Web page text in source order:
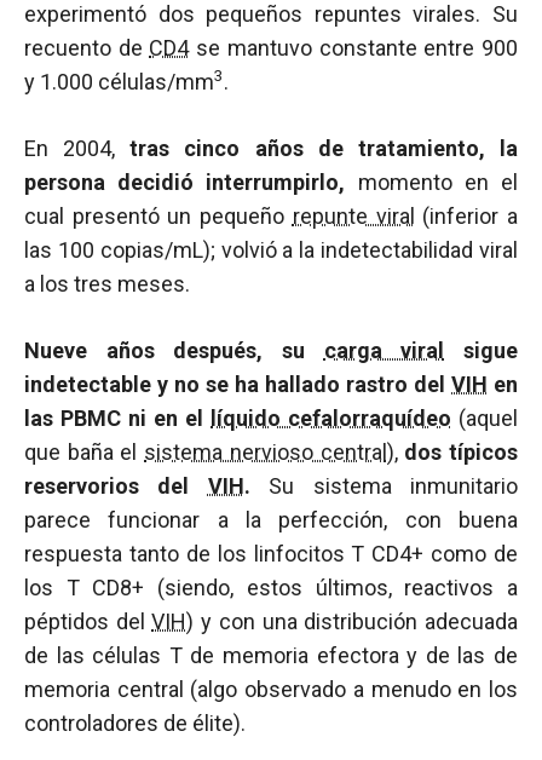
experimentó dos pequeños repuntes virales. Su
recuento de CD4se mantuvo constante entre 900
y 1.000 células/mm3.
En 2004,tras cinco años de tratamiento, la
persona decidió interrumpirlo, momento en el
cual presentó un pequeño repunte viral (inferior a
las 100 copias/mL); volvió a la indetectabilidad viral
a los tres meses.
Nueve años después, su carga viral
sigue
indetectable y no se ha hallado rastro del VIH en
las PBMC ni en el
líquido cefalorraquídeo (aquel
que baña el sistema nervioso central ), dos típicos
reservorios del VIH. Su sistema inmunitario
parece funcionar a la perfección, con buena
respuesta tanto de los linfocitos T CD4+ como de
los T CD8+ (siendo, estos últimos, reactivos a
péptidos delVIH) y con una distribución adecuada
de las células T de memoria efectora y de las de
memoria central (algo observado a menudo en los
controladores de élite).